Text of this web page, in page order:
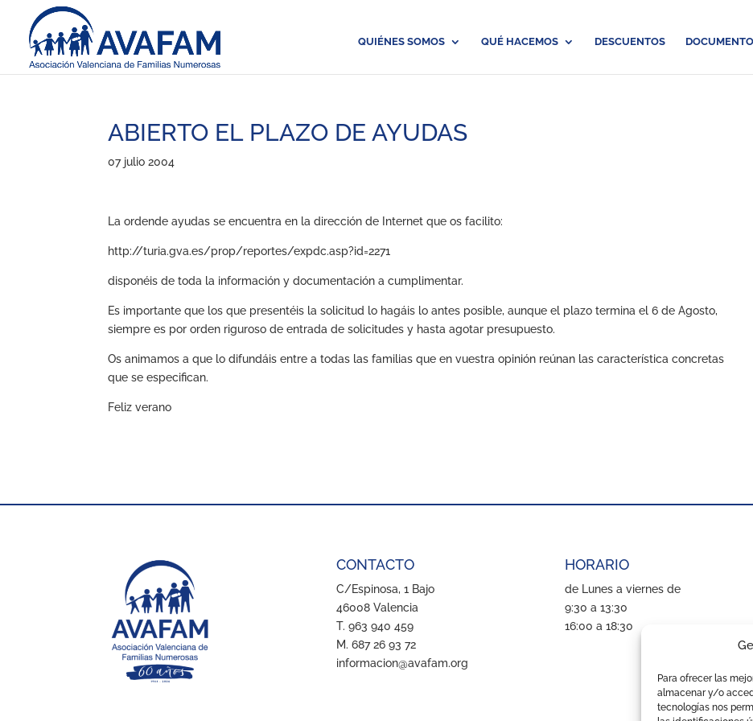
Para ofrecer las
almacenar y/o
tecnologías nos
QUIÉNES SOMOS QUÉ HACEMOS DESCUENTOS
ABIERTO EL PLAZO DE AYUDAS
07 julio 2004
La ordende ayudas se encuentra en la dirección de Internet que os facilito:
http://turia.gva.es/prop/reportes/expdc.asp?id=2271
disponéis de toda la información y documentación a cumplimentar.
Es importante que los que presentéis la solicitud lo hagáis lo antes posible, aunque el plazo termina el 6 de Agosto,
siempre es por orden riguroso de entrada de solicitudes y hasta agotar presupuesto.
Os animamos a que lo difundáis entre a todas las familias que en vuestra opinión reúnan las característica concretas
que se especifican.
Feliz verano
CONTACTO
C/Espinosa, 1 Bajo
46008 Valencia
T. 963 940 459
M. 687 26 93 72
informacion@avafam.org
HORARIO
de Lunes a viernes de
9:30 a 13:30
16:00 a 18:30